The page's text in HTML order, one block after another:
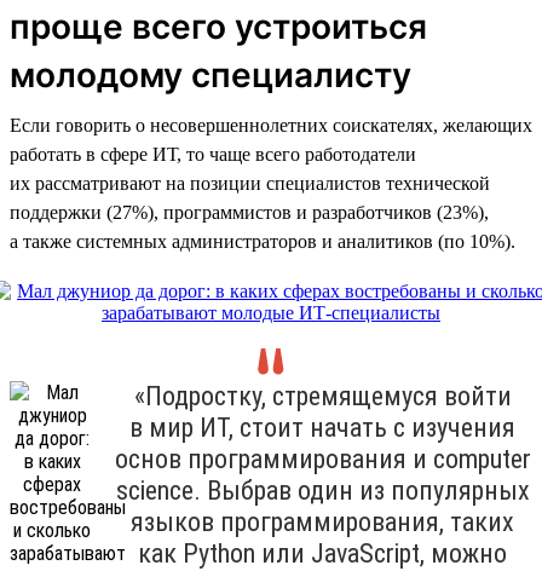
проще всего устроиться
молодому специалисту
Если говорить о несовершеннолетних соискателях, желающих
работать в сфере ИТ, то чаще всего работодатели
их рассматривают на позиции специалистов технической
поддержки (27%), программистов и разработчиков (23%),
а также системных администраторов и аналитиков (по 10%).
«Подростку, стремящемуся войти
в мир ИТ, стоит начать с изучения
основ программирования и computer
science. Выбрав один из популярных
языков программирования, таких
как Python или JavaScript, можно